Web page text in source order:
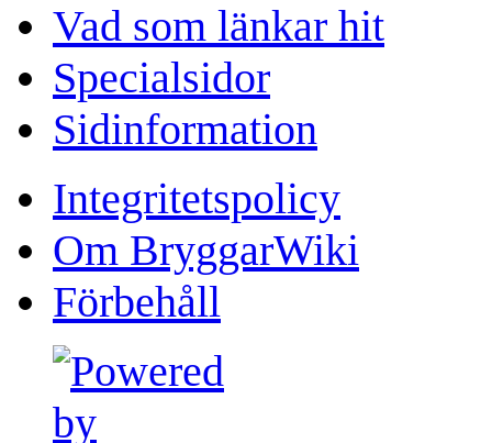
Vad som länkar hit
Specialsidor
Sidinformation
Integritetspolicy
Om BryggarWiki
Förbehåll